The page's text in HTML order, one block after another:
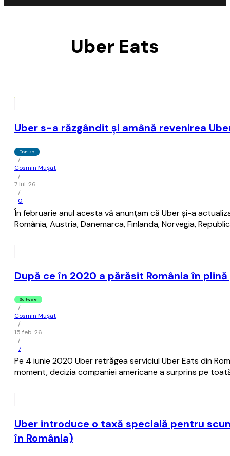
Uber Eats
Uber s-a răzgândit şi amână revenirea
Diverse
/
Cosmin Mușat
/
7 iul. 26
/
0
În februarie anul acesta vă anunţam că Uber şi-a
România, Austria, Danemarca, Finlanda, Norvegia,
După ce în 2020 a părăsit România în
Software
/
Cosmin Mușat
/
15 feb. 26
/
7
Pe 4 iunie 2020 Uber retrăgea serviciul Uber Eats din
moment, decizia companiei americane a surprins pe
Uber introduce o taxă specială pentru
în România)